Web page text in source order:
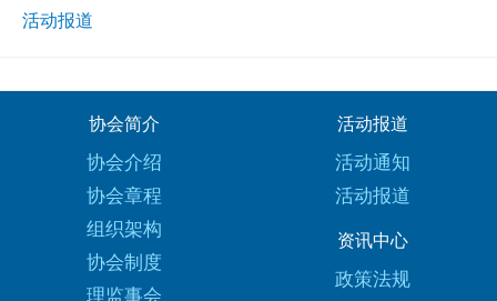
活动报道
协会简介
协会介绍
协会章程
组织架构
协会制度
理监事会
活动报道
活动通知
活动报道
资讯中心
政策法规